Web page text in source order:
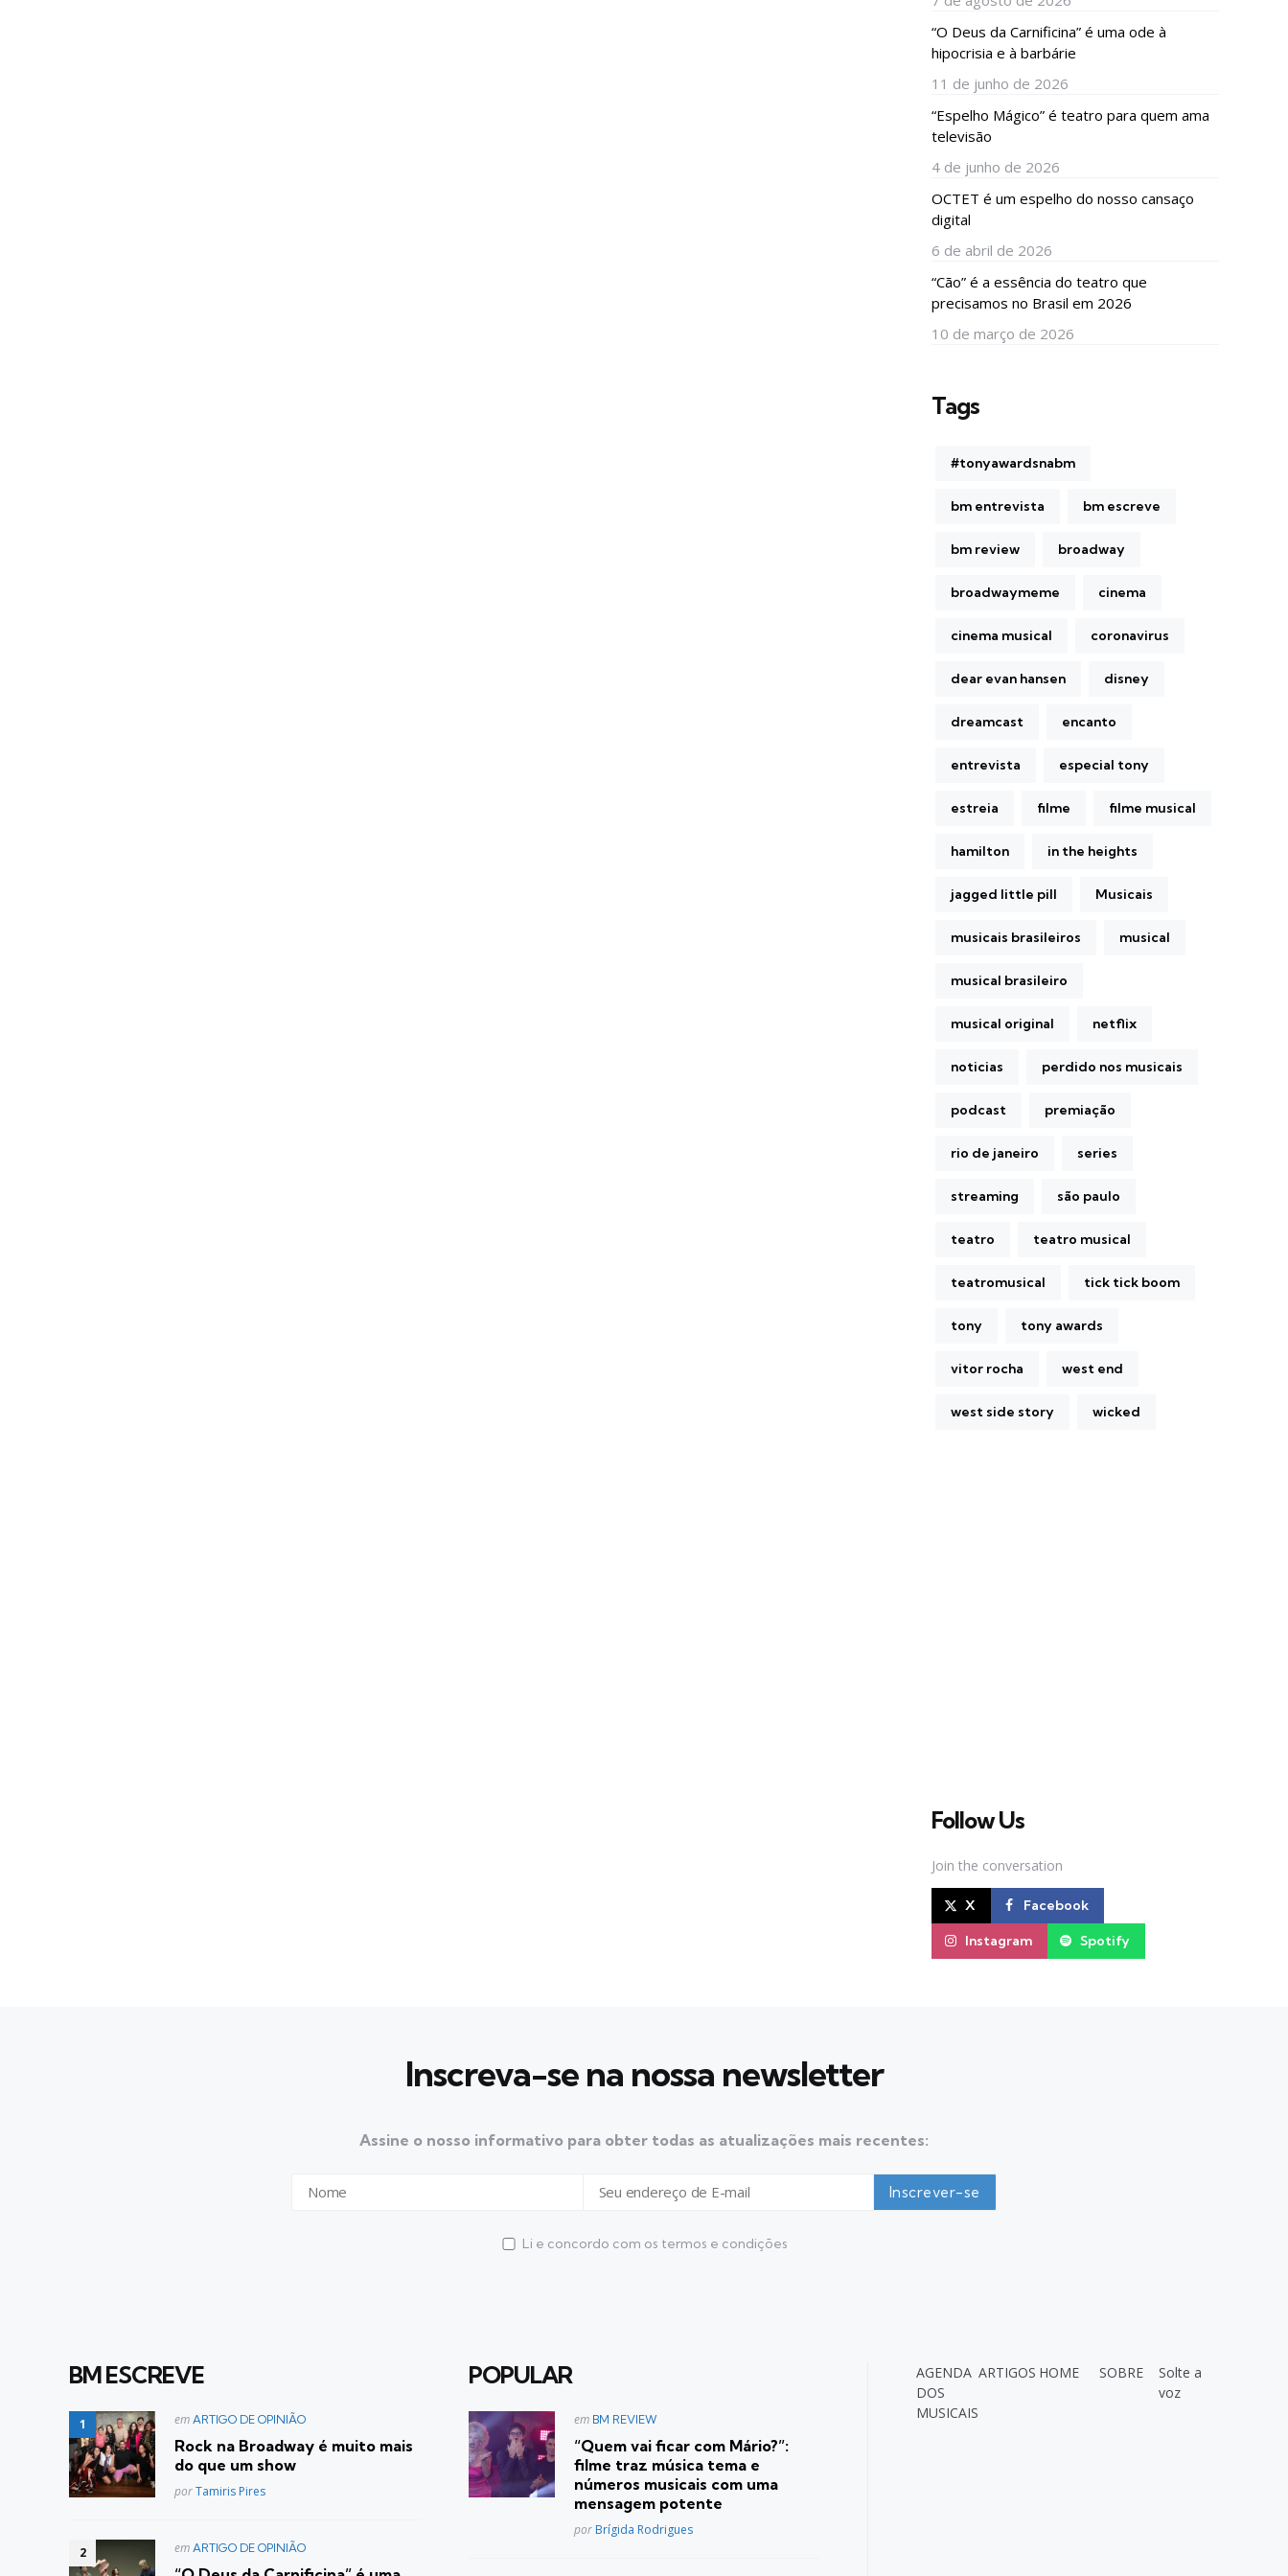
“O Deus da Carnificina” é uma ode à
hipocrisia e à barbárie
11 de junho de 2026
“Espelho Mágico” é teatro para quem ama
televisão
4 de junho de 2026
OCTET é um espelho do nosso cansaço
digital
6 de abril de 2026
“Cão” é a essência do teatro que
precisamos no Brasil em 2026
10 de março de 2026
Tags
#tonyawardsnabm
bm entrevista bm escreve
bm review broadway
broadwaymeme cinema
cinema musical coronavirus
dear evan hansen disney
dreamcast encanto
entrevista especial tony
estreia filme filme musical
hamilton in the heights
jagged little pill Musicais
musicais brasileiros musical
musical brasileiro
musical original netflix
noticias perdido nos musicais
podcast premiação
rio de janeiro series
streaming são paulo
teatro teatro musical
teatromusical tick tick boom
tony tony awards
vitor rocha west end
west side story wicked
Follow Us
Join the conversation
X Facebook
Instagram Spotify
Inscreva-se na nossa newsletter
Assine o nosso informativo para obter todas as atualizações mais recentes:
Li e concordo com os termos e condições
BM ESCREVE
Postado
em ARTIGO DE OPINIÃO
Rock na Broadway é muito mais
do que um show
Posted
porTamiris Pires
Postado
em ARTIGO DE OPINIÃO
POPULAR
Postado
em BM REVIEW
“Quem vai ficar com Mário?”:
filme traz música tema e
números musicais com uma
mensagem potente
Posted
por Brígida Rodrigues
AGENDA
DOS
MUSICAIS
ARTIGOS HOME SOBRE
Solte a
voz